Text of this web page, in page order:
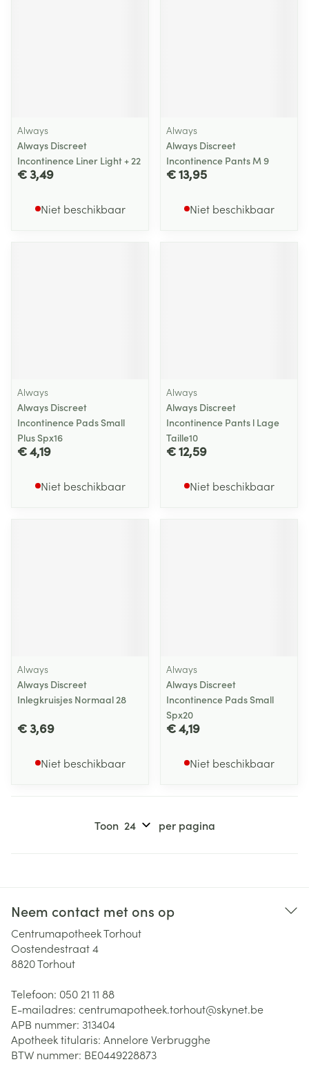
Always
Always Discreet
Incontinence Liner Light + 22
€ 3,49
Niet beschikbaar
Always
Always Discreet
Incontinence Pants M 9
€ 13,95
Niet beschikbaar
Always
Always Discreet
Incontinence Pads Small
Plus Spx16
€ 4,19
Niet beschikbaar
Always
Always Discreet
Incontinence Pants l Lage
Taille10
€ 12,59
Niet beschikbaar
Always
Always Discreet
Inlegkruisjes Normaal 28
€ 3,69
Niet beschikbaar
Always
Always Discreet
Incontinence Pads Small
Spx20
€ 4,19
Niet beschikbaar
Toon per pagina
Neem contact met ons op
Centrumapotheek Torhout
Oostendestraat 4
8820Torhout
Telefoon: 050 21 11 88
E-mailadres: centrumapotheek.torhout@skynet.be
APB nummer: 313404
Apotheek titularis: Annelore Verbrugghe
BTW nummer: BE0449228873